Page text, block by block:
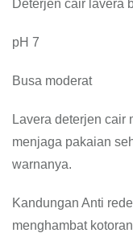
Deterjen cair lavera
pH 7
Busa moderat
Lavera deterjen cair
menjaga pakaian
warnanya.
Kandungan Anti
menghambat